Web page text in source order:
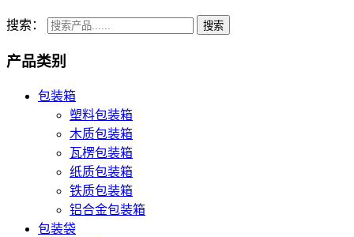
搜索：
产品类别
包装箱
塑料包装箱
木质包装箱
瓦楞包装箱
纸质包装箱
铁质包装箱
铝合金包装箱
包装袋